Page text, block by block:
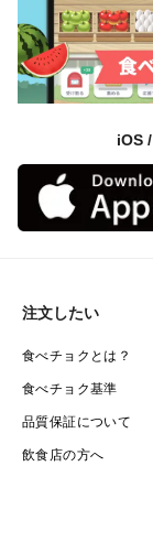
iOS
注文したい
食べチョクとは？
食べチョク基準
品質保証について
飲食店の方へ